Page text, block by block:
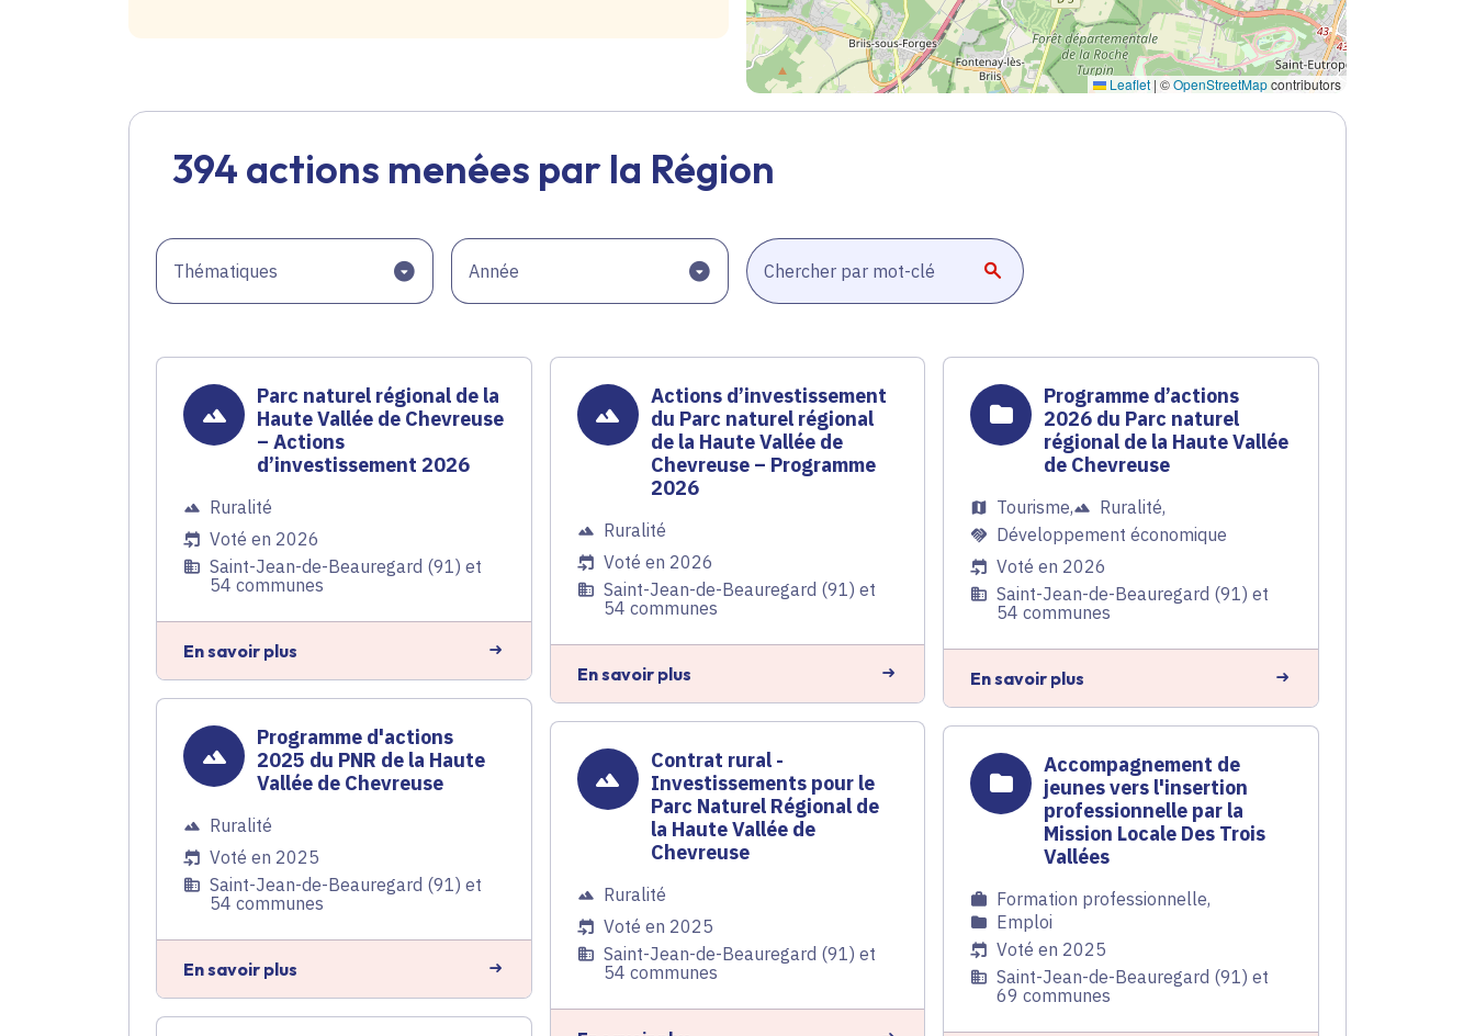
Leaflet | ©OpenStreetMapcontributors
394 actions menées par la Région
Chercher par mot-clé
Thématiques Année
Parc naturel régional de la
Haute Vallée de Chevreuse
– Actions
d’investissement 2026
Ruralité
Voté en 2026
Saint-Jean-de-Beauregard (91) et
54 communes
En savoir plus
Actions d’investissement
du Parc naturel régional
de la Haute Vallée de
Chevreuse – Programme
2026
Ruralité
Voté en 2026
Saint-Jean-de-Beauregard (91) et
54 communes
En savoir plus
Programme d’actions
2026 du Parc naturel
régional de la Haute Vallée
de Chevreuse
Tourisme, Ruralité,
Développement économique
Voté en 2026
Saint-Jean-de-Beauregard (91) et
54 communes
En savoir plus
Programme d'actions
2025 du PNR de la Haute
Vallée de Chevreuse
Ruralité
Voté en 2025
Saint-Jean-de-Beauregard (91) et
54 communes
En savoir plus
Contrat rural -
Investissements pour le
Parc Naturel Régional de
la Haute Vallée de
Chevreuse
Ruralité
Voté en 2025
Saint-Jean-de-Beauregard (91) et
54 communes
Accompagnement de
jeunes vers l'insertion
professionnelle par la
Mission Locale Des Trois
Vallées
Formation professionnelle,
Emploi
Voté en 2025
Saint-Jean-de-Beauregard (91) et
69 communes